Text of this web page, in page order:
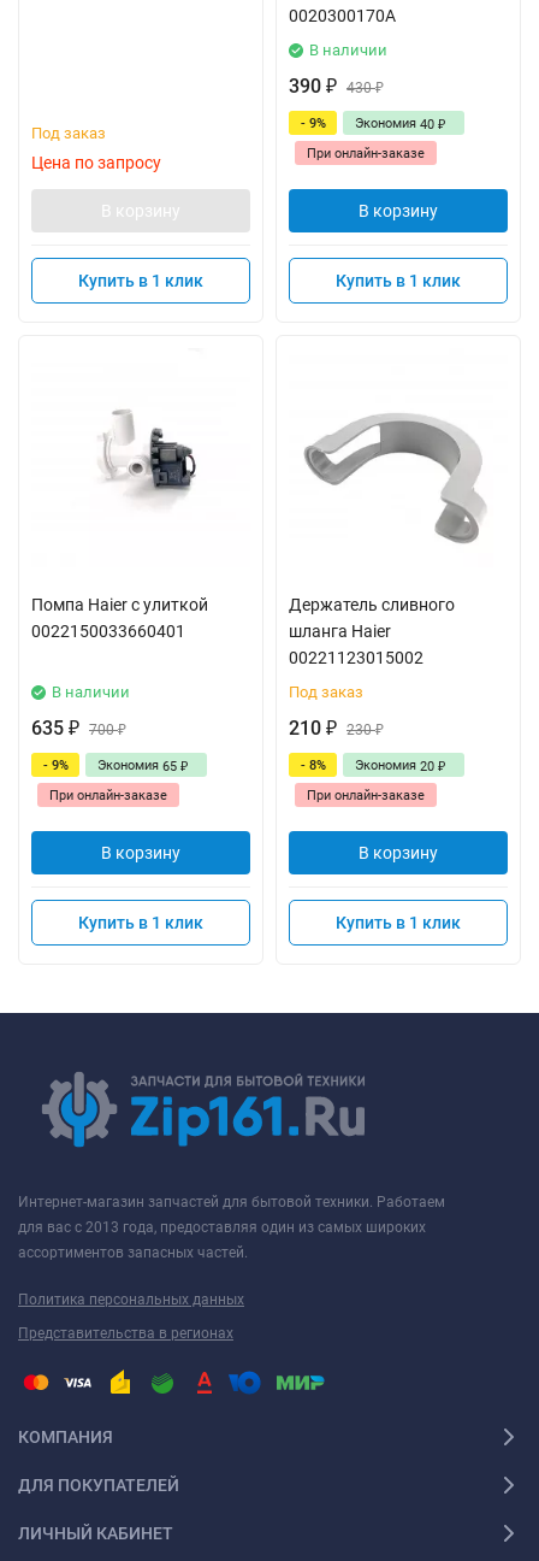
Под заказ
Цена по запросу
В корзину
Купить в 1 клик
0020300170A
В наличии
390 ₽ 430₽
- 9% Экономия 40 ₽
При онлайн-заказе
В корзину
Купить в 1 клик
Помпа Haier с улиткой
0022150033660401
В наличии
635 ₽ 700₽
- 9% Экономия 65 ₽
При онлайн-заказе
В корзину
Купить в 1 клик
Держатель сливного
шланга Haier
00221123015002
Под заказ
210 ₽ 230₽
- 8% Экономия 20 ₽
При онлайн-заказе
В корзину
Купить в 1 клик
Интернет-магазин запчастей для бытовой техники. Работаем
для вас с 2013 года, предоставляя один из самых широких
ассортиментов запасных частей.
Политика персональных данных
Представительства в регионах
КОМПАНИЯ
ДЛЯ ПОКУПАТЕЛЕЙ
ЛИЧНЫЙ КАБИНЕТ